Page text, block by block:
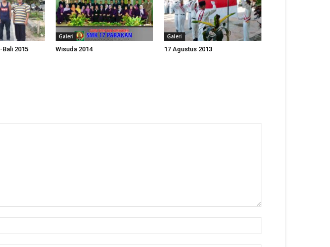
Bali 2015
Galeri
Wisuda 2014
Galeri
17 Agustus 2013